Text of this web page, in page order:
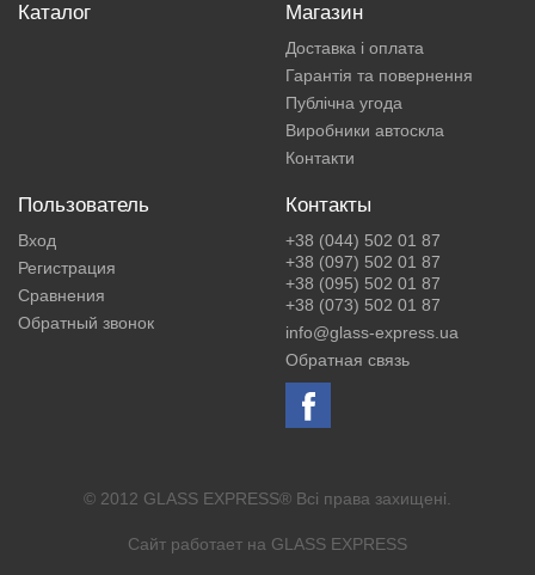
Каталог Магазин
Доставка і оплата
Гарантія та повернення
Публічна угода
Виробники автоскла
Контакти
Пользователь
Вход
Регистрация
Сравнения
Обратный звонок
Контакты
+38 (044) 502 01 87
+38 (097) 502 01 87
+38 (095) 502 01 87
+38 (073) 502 01 87
info@glass-express.ua
Обратная связь
© 2012 GLASS EXPRESS® Всі права захищені.
Сайт работает на GLASS EXPRESS